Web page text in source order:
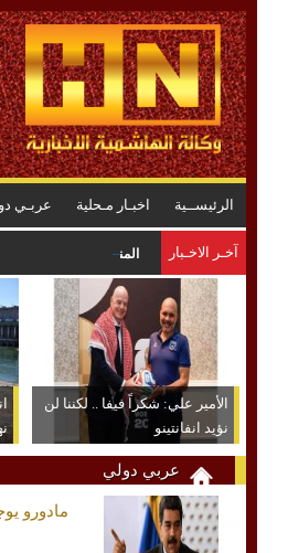
الرئيســية اخبـار مـحلية عربـي
آخـر الاخـبار المنطقة العسكرية الجنوبية تضبط 4 حقائب مخدرات بعد
الأمير علي: شكراً فيفا .. لكننا لن
نؤيد انفانتينو
عربي دولي
مادورو